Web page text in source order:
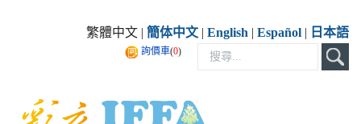
繁體中文 | 簡体中文 | English | Español | 日本語
詢價車(0)